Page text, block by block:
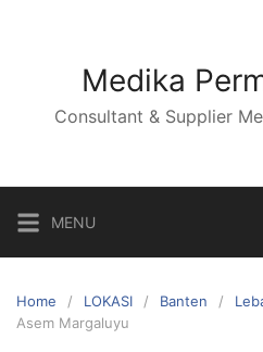
Medika
Consultant & Supplier
MENU
Home LOKASI Banten
Asem Margaluyu